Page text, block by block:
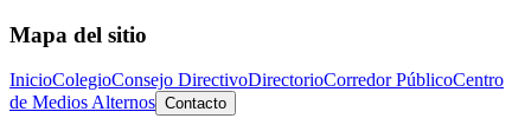
Mapa del sitio
InicioColegioConsejo DirectivoDirectorioCorredor PúblicoCentro
de Medios Alternos Contacto